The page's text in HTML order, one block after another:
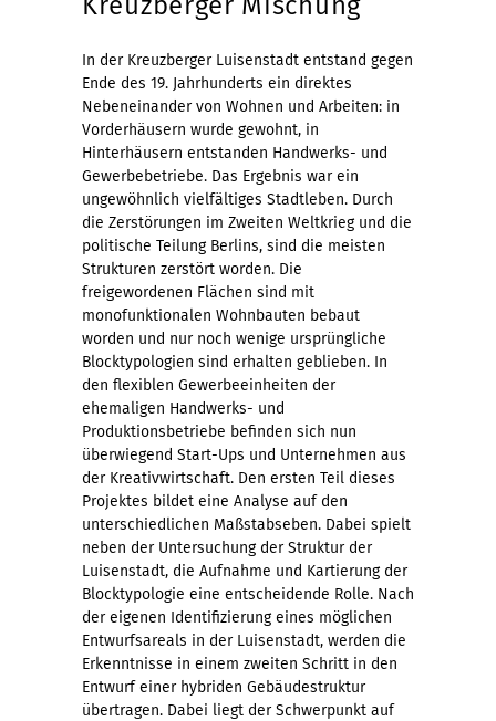
In der Kreuzberger Luisenstadt entstand gegen
Ende des 19. Jahrhunderts ein direktes
Nebeneinander von Wohnen und Arbeiten: in
Vorderhäusern wurde gewohnt, in
Hinterhäusern entstanden Handwerks- und
Gewerbebetriebe. Das Ergebnis war ein
ungewöhnlich vielfältiges Stadtleben. Durch
die Zerstörungen im Zweiten Weltkrieg und die
politische Teilung Berlins, sind die meisten
Strukturen zerstört worden. Die
freigewordenen Flächen sind mit
monofunktionalen Wohnbauten bebaut
worden und nur noch wenige ursprüngliche
Blocktypologien sind erhalten geblieben. In
den flexiblen Gewerbeeinheiten der
ehemaligen Handwerks- und
Produktionsbetriebe befinden sich nun
überwiegend Start-Ups und Unternehmen aus
der Kreativwirtschaft. Den ersten Teil dieses
Projektes bildet eine Analyse auf den
unterschiedlichen Maßstabseben. Dabei spielt
neben der Untersuchung der Struktur der
Luisenstadt, die Aufnahme und Kartierung der
Blocktypologie eine entscheidende Rolle. Nach
der eigenen Identifizierung eines möglichen
Entwurfsareals in der Luisenstadt, werden die
Erkenntnisse in einem zweiten Schritt in den
Entwurf einer hybriden Gebäudestruktur
übertragen. Dabei liegt der Schwerpunkt auf